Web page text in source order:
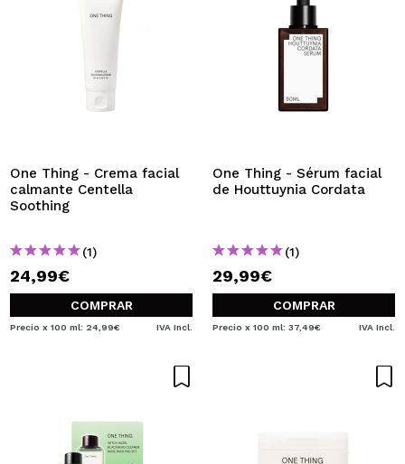
One Thing - Crema facial
calmante Centella
Soothing
(1)
24,99€
COMPRAR
Precio x 100 ml: 24,99€ IVA Incl.
One Thing - Sérum facial
de Houttuynia Cordata
(1)
29,99€
COMPRAR
Precio x 100 ml: 37,49€ IVA Incl.